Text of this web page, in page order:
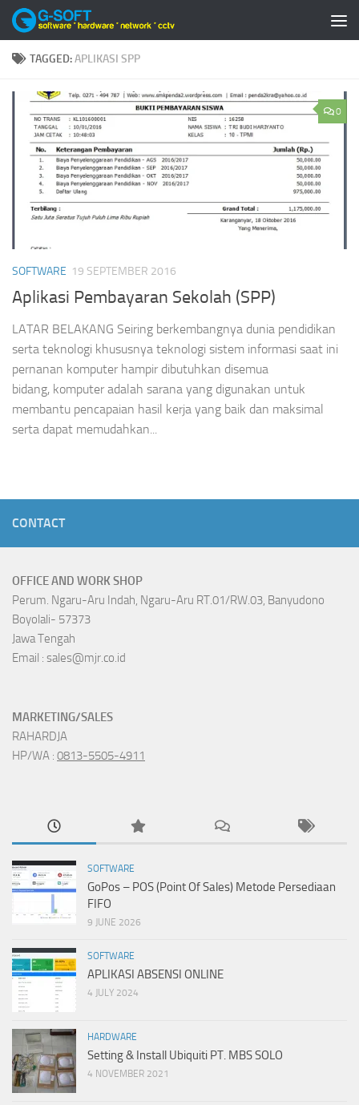
Skip to content
TAGGED:APLIKASI SPP
0
SOFTWARE 19 SEPTEMBER 2016
Aplikasi Pembayaran Sekolah (SPP)
LATAR BELAKANG Seiring berkembangnya dunia pendidikan
serta teknologi khususnya teknologi sistem informasi saat ini
pernanan komputer hampir dibutuhkan disemua
bidang, komputer adalah sarana yang digunakan untuk
membantu pencapaian hasil kerja yang baik dan maksimal
serta dapat memudahkan...
CONTACT
OFFICE AND WORK SHOP
Perum. Ngaru-Aru Indah, Ngaru-Aru RT.01/RW.03, Banyudono
Boyolali- 57373
Jawa Tengah
Email : sales@mjr.co.id
MARKETING/SALES
RAHARDJA
HP/WA : 0813-5505-4911
SOFTWARE
GoPos – POS (Point Of Sales) Metode Persediaan
FIFO
9 JUNE 2026
SOFTWARE
APLIKASI ABSENSI ONLINE
4 JULY 2024
HARDWARE
Setting & Install Ubiquiti PT. MBS SOLO
4 NOVEMBER 2021